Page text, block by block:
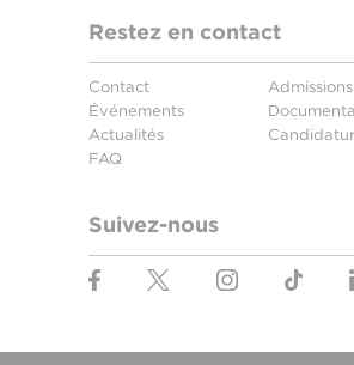
Restez en contact
Contact
Événements
Actualités
FAQ
Admissions
Suivez-nous